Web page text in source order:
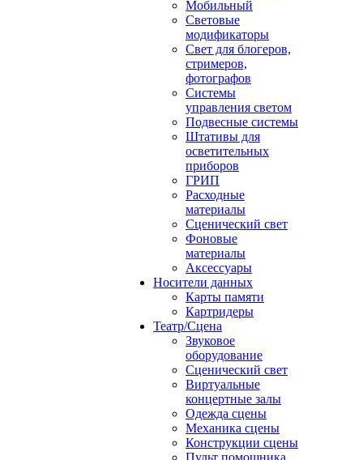
Мобильный
Световые
модификаторы
Свет для блогеров,
стримеров,
фотографов
Системы
управления светом
Подвесные системы
Штативы для
осветительных
приборов
ГРИП
Расходные
материалы
Сценический свет
Фоновые
материалы
Аксессуары
Носители данных
Карты памяти
Картридеры
Театр/Сцена
Звуковое
оборудование
Сценический свет
Виртуальные
концертные залы
Одежда сцены
Механика сцены
Конструкции сцены
Пульт помощника